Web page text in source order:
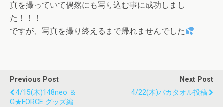
真を撮っていて偶然にも写り込む事に成功しまし
た！！！
ですが、写真を撮り終えるまで帰れませんでした
Previous Post
4/15(木)148neo ＆
G★FORCE グッズ編
Next Post
4/22(木)バカタオル投稿